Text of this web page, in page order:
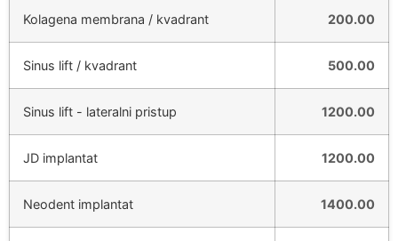
Kolagena membrana / kvadrant 200.00
Sinus lift / kvadrant 500.00
Sinus lift - lateralni pristup 1200.00
JD implantat 1200.00
Neodent implantat 1400.00